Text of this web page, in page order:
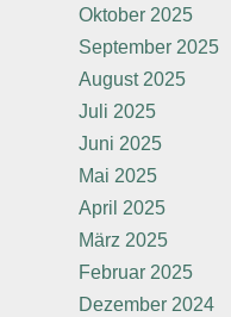
Oktober 2025
September 2025
August 2025
Juli 2025
Juni 2025
Mai 2025
April 2025
März 2025
Februar 2025
Dezember 2024